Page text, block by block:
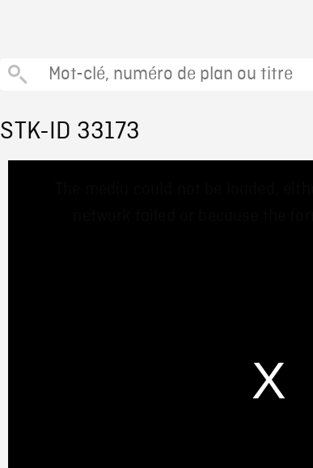
STK-ID 33173